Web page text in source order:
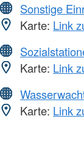
Sonstige
Karte: Link
Karte: Link
Karte: Link